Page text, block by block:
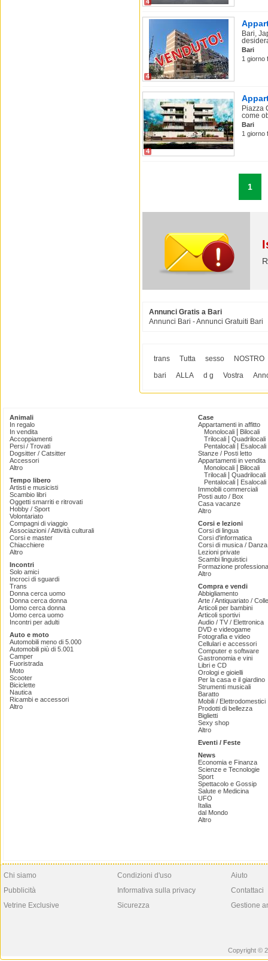
4
Bari,
Bari
1 giorno
4
Piazza
come
Bari
1 giorno
1
Annunci Gratis a Bari
Annunci Bari - Annunci Gratuiti Bari
trans Tutta sesso
NOSTRO
bari
ALLA d g Vostra
Animali
In regalo
In vendita
Accoppiamenti
Persi / Trovati
Dogsitter / Catsitter
Accessori
Altro
Tempo libero
Artisti e musicisti
Scambio libri
Oggetti smarriti e ritrovati
Hobby / Sport
Volontariato
Compagni di viaggio
Associazioni / Attività culturali
Corsi e master
Chiacchiere
Altro
Incontri
Solo amici
Incroci di sguardi
Trans
Donna cerca uomo
Donna cerca donna
Uomo cerca donna
Uomo cerca uomo
Incontri per adulti
Auto e moto
Automobili meno di 5.000
Automobili più di 5.001
Camper
Fuoristrada
Moto
Scooter
Biciclette
Nautica
Ricambi e accessori
Altro
Case
Appartamenti in affitto
Monolocali
Bilocali
Trilocali
Quadrilocali
Pentalocali
Esalocali
Stanze / Posti letto
Appartamenti in vendita
Monolocali
Bilocali
Trilocali
Quadrilocali
Pentalocali
Esalocali
Immobili commerciali
Posti auto / Box
Casa vacanze
Altro
Corsi e lezioni
Corsi di lingua
Corsi d'informatica
Corsi di musica /
Lezioni private
Scambi linguistici
Formazione
Altro
Compra e vendi
Abbigliamento
Arte / Antiquariato /
Articoli per bambini
Articoli sportivi
Audio / TV / Elettronica
DVD e videogame
Fotografia e video
Cellulari e accessori
Computer e software
Gastronomia e vini
Libri e CD
Orologi e gioielli
Per la casa e il giardino
Strumenti musicali
Baratto
Mobili / Elettrodomestici
Prodotti di bellezza
Biglietti
Sexy shop
Altro
Eventi / Feste
News
Economia e Finanza
Scienze e Tecnologie
Sport
Spettacolo e Gossip
Salute e Medicina
UFO
Italia
dal Mondo
Altro
Chi siamo
Pubblicità
Vetrine Exclusive
Condizioni d'uso
Informativa sulla privacy
Sicurezza
Aiuto
Contattaci
Gestione
Copyright ©